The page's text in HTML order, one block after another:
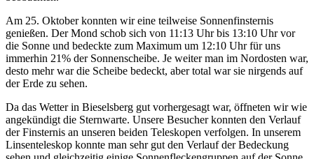
Am 25. Oktober konnten wir eine teilweise Sonnenfinsternis
genießen. Der Mond schob sich von 11:13 Uhr bis 13:10 Uhr vor
die Sonne und bedeckte zum Maximum um 12:10 Uhr für uns
immerhin 21% der Sonnenscheibe. Je weiter man im Nordosten war,
desto mehr war die Scheibe bedeckt, aber total war sie nirgends auf
der Erde zu sehen.
Da das Wetter in Bieselsberg gut vorhergesagt war, öffneten wir wie
angekündigt die Sternwarte. Unsere Besucher konnten den Verlauf
der Finsternis an unseren beiden Teleskopen verfolgen. In unserem
Linsenteleskop konnte man sehr gut den Verlauf der Bedeckung